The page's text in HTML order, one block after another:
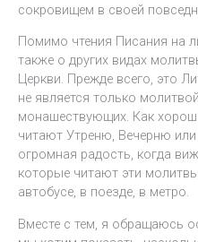
сокровищем в своей
Помимо чтения Писания на
также о других видах
Церкви. Прежде всего, это
не является только
монашествующих. Как
читают Утреню, Вечерню
огромная радость, когда
которые читают эти
автобусе, в поезде, в метро.
Вместе с тем, я обращаюсь